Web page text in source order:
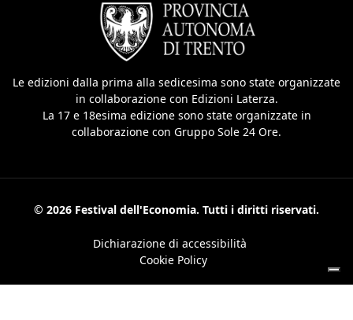
Le edizioni dalla prima alla sedicesima sono state organizzate
in collaborazione con Edizioni Laterza.
La 17 e 18esima edizione sono state organizzate in
collaborazione con Gruppo Sole 24 Ore.
© 2026 Festival dell'Economia. Tutti i diritti riservati.
Dichiarazione di accessibilità
Cookie Policy